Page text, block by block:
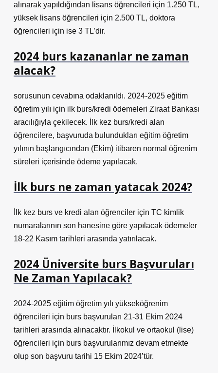
alınarak yapıldığından lisans öğrencileri için 1.250 TL,
yüksek lisans öğrencileri için 2.500 TL, doktora
öğrencileri için ise 3 TL’dir.
2024 burs kazananlar ne zaman
alacak?
sorusunun cevabına odaklanıldı. 2024-2025 eğitim
öğretim yılı için ilk burs/kredi ödemeleri Ziraat Bankası
aracılığıyla çekilecek. İlk kez burs/kredi alan
öğrencilere, başvuruda bulundukları eğitim öğretim
yılının başlangıcından (Ekim) itibaren normal öğrenim
süreleri içerisinde ödeme yapılacak.
İlk burs ne zaman yatacak 2024?
İlk kez burs ve kredi alan öğrenciler için TC kimlik
numaralarının son hanesine göre yapılacak ödemeler
18-22 Kasım tarihleri ​​arasında yatırılacak.
2024 Üniversite burs Başvuruları
Ne Zaman Yapılacak?
2024-2025 eğitim öğretim yılı yükseköğrenim
öğrencileri için burs başvuruları 21-31 Ekim 2024
tarihleri ​​arasında alınacaktır. İlkokul ve ortaokul (lise)
öğrencileri için burs başvurularımız devam etmekte
olup son başvuru tarihi 15 Ekim 2024’tür.